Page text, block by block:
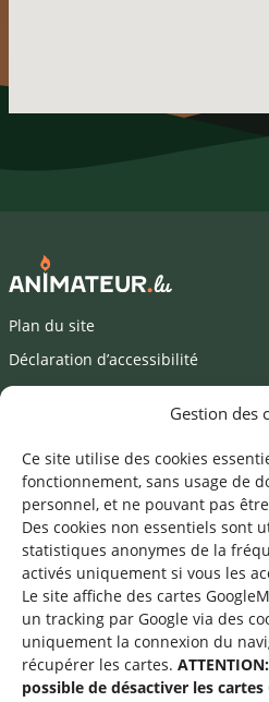
Gestion des
Ce site utilise des cookies
fonctionnement, sans usage de
personnel, et ne pouvant pas
Des cookies non essentiels sont
statistiques anonymes de la
activés uniquement si vous les
Le site affiche des cartes
un tracking par Google via des
uniquement la connexion du
récupérer les cartes.
possible de désactiver les
Plan du site
Déclaration d’accessibilité
Mentions légales
Une offre du
Service national de la jeunesse